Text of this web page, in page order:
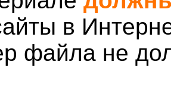
в
файла не